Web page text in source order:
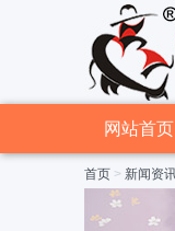
网站首页
首页 > 新闻资